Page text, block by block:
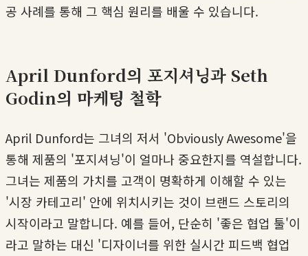
공 사례를 통해 그 핵심 원리를 배울 수 있습니다.
April Dunford의 포지셔닝과 Seth
Godin의 마케팅 철학
April Dunford는 그녀의 저서 'Obviously Awesome'을
통해 제품의 '포지셔닝'이 얼마나 중요한지를 역설합니다.
그녀는 제품의 가치를 고객이 명확하게 이해할 수 있는
'시장 카테고리' 안에 위치시키는 것이 브랜드 스토리의
시작이라고 말합니다. 예를 들어, 단순히 '좋은 협업 툴'이
라고 말하는 대신 '디자이너를 위한 실시간 피드백 협업